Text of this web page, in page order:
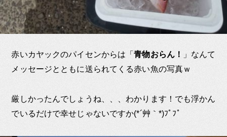
赤いカヤックのパイセンからは「青物おらん！
」なんて
メッセージとともに送られてくる赤い魚の写真ｗ
厳しかったんでしょうね、、、わかります！でも浮かん
でいるだけで幸せじゃないですか(*´艸｀*)ﾌﾟﾌﾟ